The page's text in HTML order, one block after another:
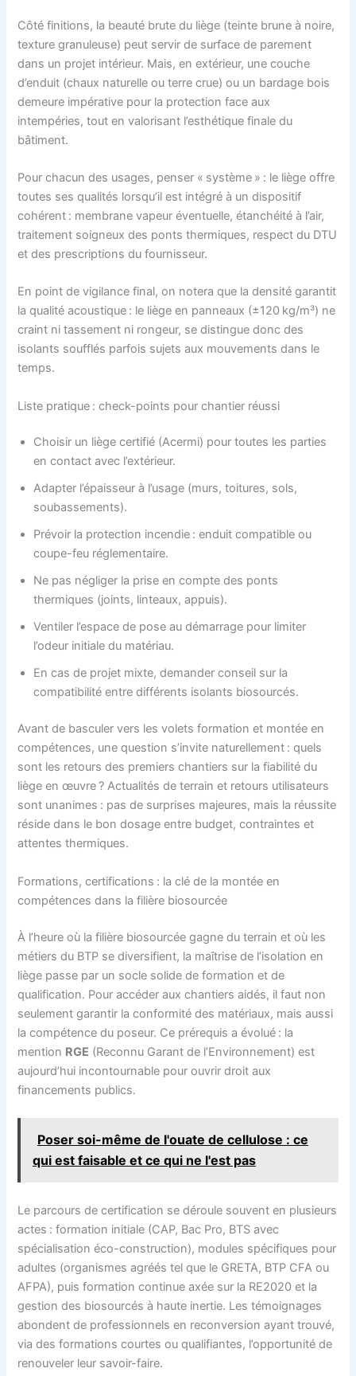
Côté finitions, la beauté brute du liège (teinte brune à noire,
texture granuleuse) peut servir de surface de parement
dans un projet intérieur. Mais, en extérieur, une couche
d’enduit (chaux naturelle ou terre crue) ou un bardage bois
demeure impérative pour la protection face aux
intempéries, tout en valorisant l’esthétique finale du
bâtiment.
Pour chacun des usages, penser « système » : le liège offre
toutes ses qualités lorsqu’il est intégré à un dispositif
cohérent : membrane vapeur éventuelle, étanchéité à l’air,
traitement soigneux des ponts thermiques, respect du DTU
et des prescriptions du fournisseur.
En point de vigilance final, on notera que la densité garantit
la qualité acoustique : le liège en panneaux (±120 kg/m³) ne
craint ni tassement ni rongeur, se distingue donc des
isolants soufflés parfois sujets aux mouvements dans le
temps.
Liste pratique : check-points pour chantier réussi
Choisir un liège certifié (Acermi) pour toutes les parties
en contact avec l’extérieur.
Adapter l’épaisseur à l’usage (murs, toitures, sols,
soubassements).
Prévoir la protection incendie : enduit compatible ou
coupe-feu réglementaire.
Ne pas négliger la prise en compte des ponts
thermiques (joints, linteaux, appuis).
Ventiler l’espace de pose au démarrage pour limiter
l’odeur initiale du matériau.
En cas de projet mixte, demander conseil sur la
compatibilité entre différents isolants biosourcés.
Avant de basculer vers les volets formation et montée en
compétences, une question s’invite naturellement : quels
sont les retours des premiers chantiers sur la fiabilité du
liège en œuvre ? Actualités de terrain et retours utilisateurs
sont unanimes : pas de surprises majeures, mais la réussite
réside dans le bon dosage entre budget, contraintes et
attentes thermiques.
Formations, certifications : la clé de la montée en
compétences dans la filière biosourcée
À l’heure où la filière biosourcée gagne du terrain et où les
métiers du BTP se diversifient, la maîtrise de l’isolation en
liège passe par un socle solide de formation et de
qualification. Pour accéder aux chantiers aidés, il faut non
seulement garantir la conformité des matériaux, mais aussi
la compétence du poseur. Ce prérequis a évolué : la
mention RGE (Reconnu Garant de l’Environnement) est
aujourd’hui incontournable pour ouvrir droit aux
financements publics.
Poser soi-même de l'ouate de cellulose : ce
qui est faisable et ce qui ne l'est pas
Le parcours de certification se déroule souvent en plusieurs
actes : formation initiale (CAP, Bac Pro, BTS avec
spécialisation éco-construction), modules spécifiques pour
adultes (organismes agréés tel que le GRETA, BTP CFA ou
AFPA), puis formation continue axée sur la RE2020 et la
gestion des biosourcés à haute inertie. Les témoignages
abondent de professionnels en reconversion ayant trouvé,
via des formations courtes ou qualifiantes, l’opportunité de
renouveler leur savoir-faire.